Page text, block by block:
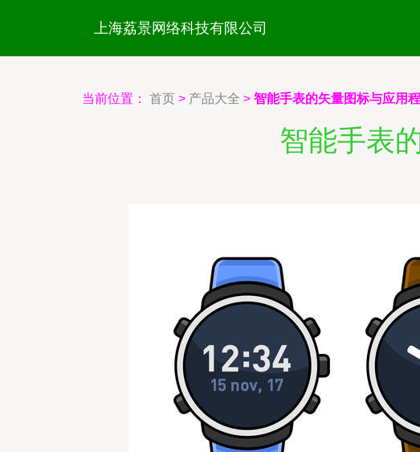
上海荔景网络科技有限公司
当前位置： 首页 > 产品大全 > 智能手表的矢量图标与应用
智能手表